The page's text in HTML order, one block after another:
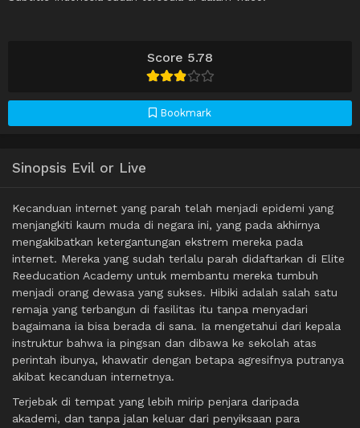
Score 5.78
Bookmark
Sinopsis Evil or Live
Kecanduan internet yang parah telah menjadi epidemi yang
menjangkiti kaum muda di negara ini, yang pada akhirnya
mengakibatkan ketergantungan ekstrem mereka pada
internet. Mereka yang sudah terlalu parah didaftarkan di Elite
Reeducation Academy untuk membantu mereka tumbuh
menjadi orang dewasa yang sukses. Hibiki adalah salah satu
remaja yang terbangun di fasilitas itu tanpa menyadari
bagaimana ia bisa berada di sana. Ia mengetahui dari kepala
instruktur bahwa ia pingsan dan dibawa ke sekolah atas
perintah ibunya, khawatir dengan betapa agresifnya putranya
akibat kecanduan internetnya.
Terjebak di tempat yang lebih mirip penjara daripada
akademi, dan tanpa jalan keluar dari penyiksaan para